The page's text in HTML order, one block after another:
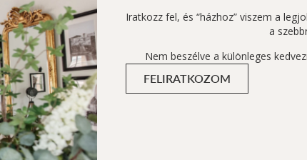
Iratkozz fel, és “házhoz” viszem a
a
Nem beszélve a különleges
FELIRATKOZOM